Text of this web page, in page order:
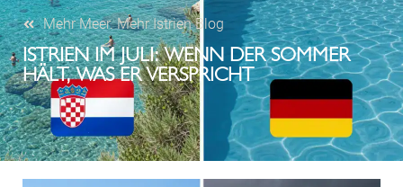
Mehr Meer. Mehr Istrien Blog
ISTRIEN IM JULI: WENN DER SOMMER
HÄLT, WAS ER VERSPRICHT